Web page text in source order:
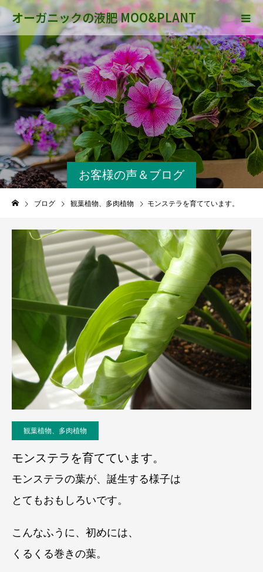
オーガニックの液肥 MOO&PLANT
お客様の声＆ブログ
ブログ 観葉植物、多肉植物 モンステラを育てています。
観葉植物、多肉植物
モンステラを育てています。
モンステラの葉が、誕生する様子は
とてもおもしろいです。
こんなふうに、初めには、
くるくる巻きの葉。